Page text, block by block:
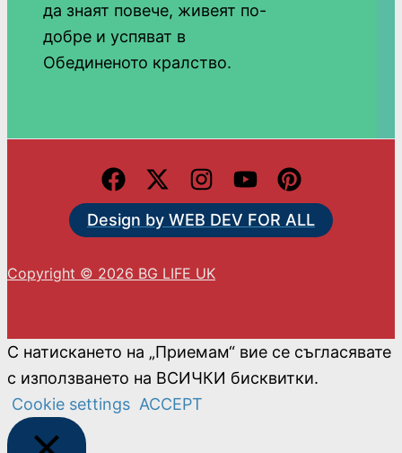
да знаят повече, живеят по-
добре и успяват в
Обединеното кралство.
Design by WEB DEV FOR ALL
Copyright © 2026 BG LIFE UK
С натискането на „Приемам“ вие се съгласявате
с използването на ВСИЧКИ бисквитки.
Cookie settings ACCEPT